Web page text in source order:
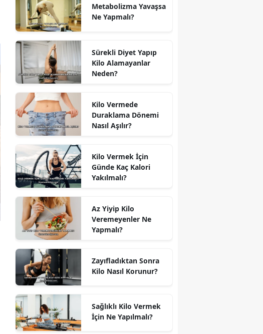
Metabolizma Yavaşsa
Ne Yapmalı?
Sürekli Diyet Yapıp
Kilo Alamayanlar
Neden?
Kilo Vermede
Duraklama Dönemi
Nasıl Aşılır?
Kilo Vermek İçin
Günde Kaç Kalori
Yakılmalı?
Az Yiyip Kilo
Veremeyenler Ne
Yapmalı?
Zayıfladıktan Sonra
Kilo Nasıl Korunur?
Sağlıklı Kilo Vermek
İçin Ne Yapılmalı?